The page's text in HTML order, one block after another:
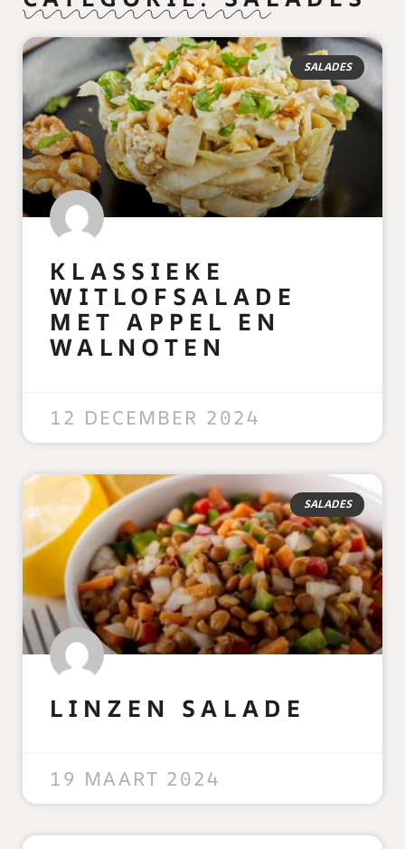
SALADES
KLASSIEKE
WITLOFSALADE
MET APPEL EN
WALNOTEN
12 DECEMBER 2024
SALADES
LINZEN SALADE
19 MAART 2024